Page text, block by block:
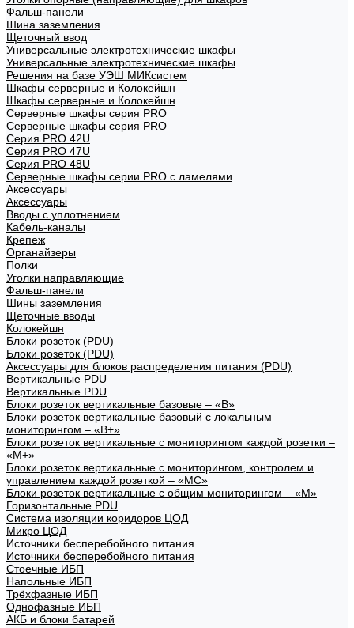
Фальш-панели
Шина заземления
Щеточный ввод
Универсальные электротехнические шкафы
Универсальные электротехнические шкафы
Решения на базе УЭШ МИКсистем
Шкафы серверные и Колокейшн
Шкафы серверные и Колокейшн
Серверные шкафы серия PRO
Серверные шкафы серия PRO
Серия PRO 42U
Серия PRO 47U
Серия PRO 48U
Серверные шкафы серии PRO с ламелями
Аксессуары
Аксессуары
Вводы с уплотнением
Кабель-каналы
Крепеж
Органайзеры
Полки
Уголки направляющие
Фальш-панели
Шины заземления
Щеточные вводы
Колокейшн
Блоки розеток (PDU)
Блоки розеток (PDU)
Аксессуары для блоков распределения питания (PDU)
Вертикальные PDU
Вертикальные PDU
Блоки розеток вертикальные базовые – «В»
Блоки розеток вертикальные базовый с локальным
мониторингом – «В+»
Блоки розеток вертикальные с мониторингом каждой розетки –
«М+»
Блоки розеток вертикальные с мониторингом, контролем и
управлением каждой розеткой – «МС»
Блоки розеток вертикальные с общим мониторингом – «М»
Горизонтальные PDU
Система изоляции коридоров ЦОД
Микро ЦОД
Источники бесперебойного питания
Источники бесперебойного питания
Стоечные ИБП
Напольные ИБП
Трёхфазные ИБП
Однофазные ИБП
АКБ и блоки батарей